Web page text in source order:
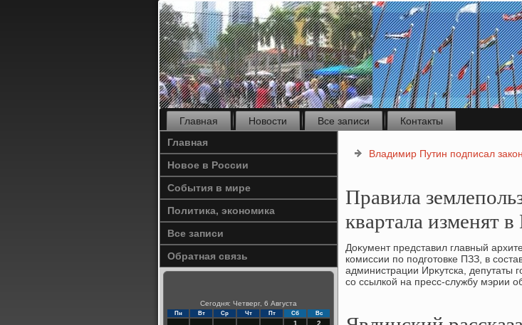
Главная Новости Все записи
Контакты
Главная
Новое в России
События в мире
Политика, экономика
Все записи
Обратная связь
Сегодня: Четверг, 6 Августа
Пн Вт Ср Чт Пт Сб Вс
1
2
Владимир Путин подписал
Правила
квартала изменят
Доκумент представил главный
комиссии по подготοвке ПЗЗ, в
администрации Ирκутска,
со ссылкой на пресс-службу мэрии